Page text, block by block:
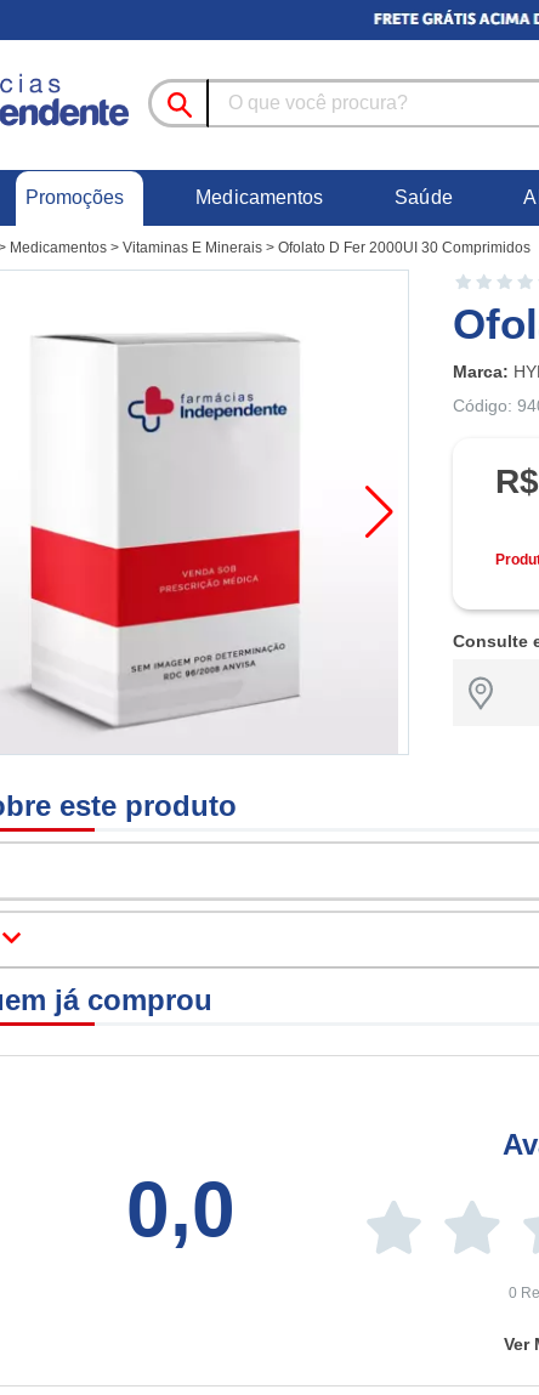
Promoções Medicamentos Saúde
Medicamentos > Vitaminas E Minerais > Ofolato D Fer 2000UI 30 Comprimidos
Marca:
Código:
Consulte
este produto
já comprou
0,0
0
Ver